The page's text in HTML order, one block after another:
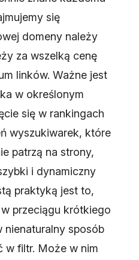
się
domeny należy
za wszelką cenę
linków. Ważne jest
w określonym
się w rankingach
wyszukiwarek, które
patrzą na strony,
i dynamiczny
praktyką jest to,
przeciągu krótkiego
nienaturalny sposób
w filtr. Może w nim